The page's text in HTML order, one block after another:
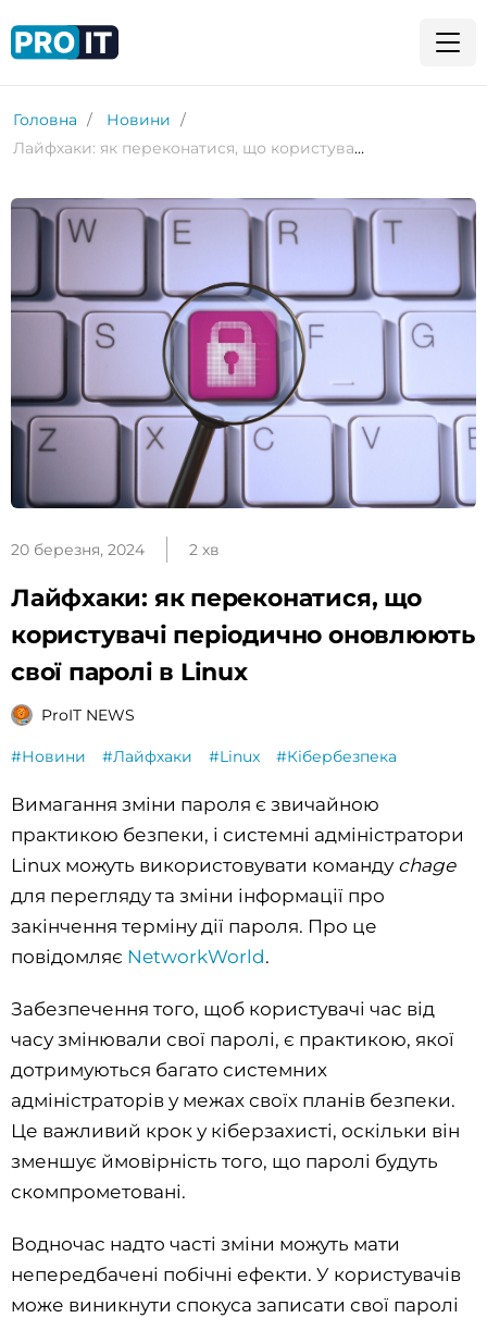
Головна
Новини
Лайфхаки: як переконатися, що користувачі періодично оновлюють свої паролі в Linux
20 березня, 2024 2 хв
Лайфхаки: як переконатися, що
користувачі періодично оновлюють
свої паролі в Linux
ProIT NEWS
#Новини #Лайфхаки #Linux #Кібербезпека
Вимагання зміни пароля є звичайною
практикою безпеки, і системні адміністратори
Linux можуть використовувати команду chage
для перегляду та зміни інформації про
закінчення терміну дії пароля. Про це
повідомляє NetworkWorld.
Забезпечення того, щоб користувачі час від
часу змінювали свої паролі, є практикою, якої
дотримуються багато системних
адміністраторів у межах своїх планів безпеки.
Це важливий крок у кіберзахисті, оскільки він
зменшує ймовірність того, що паролі будуть
скомпрометовані.
Водночас надто часті зміни можуть мати
непередбачені побічні ефекти. У користувачів
може виникнути спокуса записати свої паролі